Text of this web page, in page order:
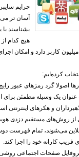
جرایم
آسان تر
بشناسند
هیچ کدام
کاربر دارد و امکان
کرده‌ایم:
اصولا گرد رمزهای عبور
عنوان یک وسیله مطمئن
و هکرهای اینترنتی
از روش‌های مستقیم دزدی
می‌شوند، تمام فهرست
کارانه خود را اجرا کند.
صفحات اجتماعی